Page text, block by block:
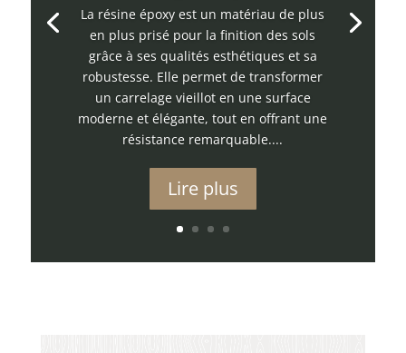
La résine époxy est un matériau de plus
en plus prisé pour la finition des sols
grâce à ses qualités esthétiques et sa
robustesse. Elle permet de transformer
un carrelage vieillot en une surface
moderne et élégante, tout en offrant une
résistance remarquable....
Lire plus